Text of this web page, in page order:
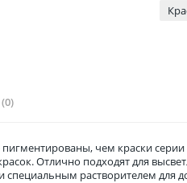
чем краски
Отлично подходят для
специальным растворителем для